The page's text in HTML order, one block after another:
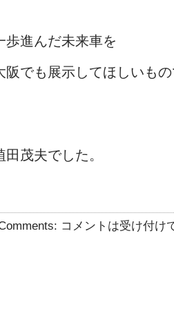
歩進んだ未来車を
阪でも展示してほしいも
茂夫でした。
コメントは受け付け